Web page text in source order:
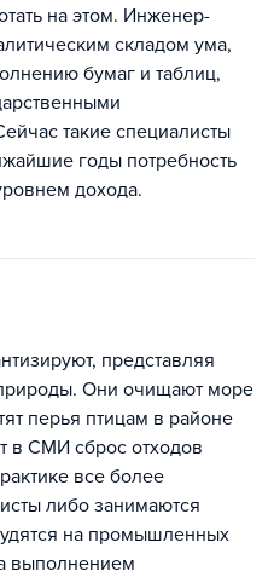
на этом. Инженер-
складом ума,
бумаг и таблиц,
такие специалисты
годы потребность
дохода.
представляя
Они очищают море
перья птицам в районе
в СМИ сброс отходов
все более
либо занимаются
на промышленных
выполнением